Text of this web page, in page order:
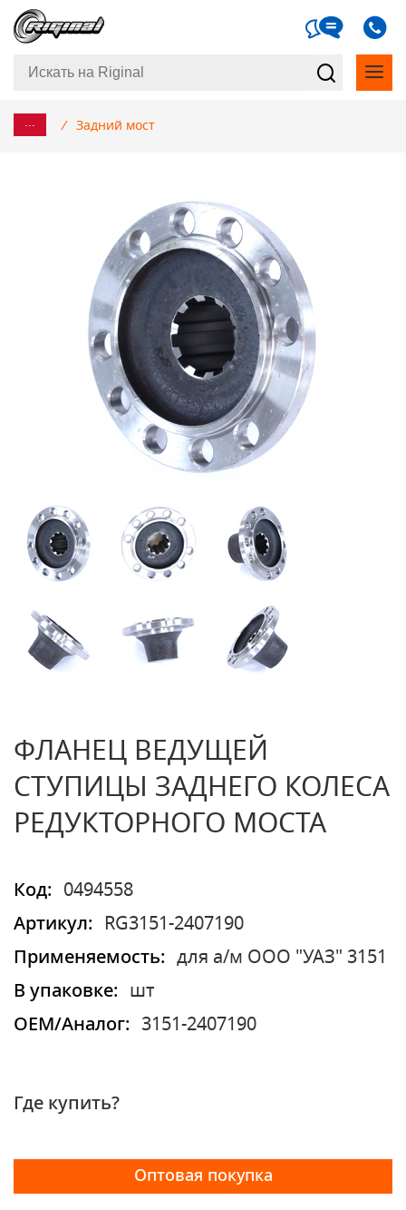
... / Задний мост
ФЛАНЕЦ ВЕДУЩЕЙ
СТУПИЦЫ ЗАДНЕГО КОЛЕСА
РЕДУКТОРНОГО МОСТА
Код:
0494558
Артикул:
RG3151-2407190
Применяемость:
для а/м ООО "УАЗ" 3151
В упаковке:
шт
OEM/Аналог:
3151-2407190
Где купить?
Оптовая покупка